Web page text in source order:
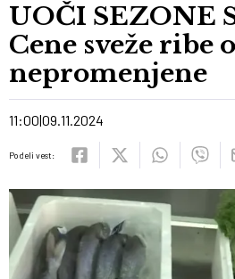
UOČI SEZONE
Cene sveže ribe
nepromenjene
11:00 09.11.2024
Podeli vest: